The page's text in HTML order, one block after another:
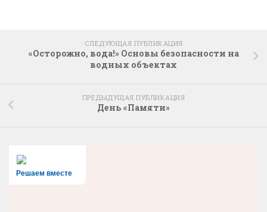
СЛЕДУЮЩАЯ ПУБЛИКАЦИЯ
«Осторожно, вода!» Основы безопасности на
водных объектах
ПРЕДЫДУЩАЯ ПУБЛИКАЦИЯ
День «Памяти»
Решаем вместе